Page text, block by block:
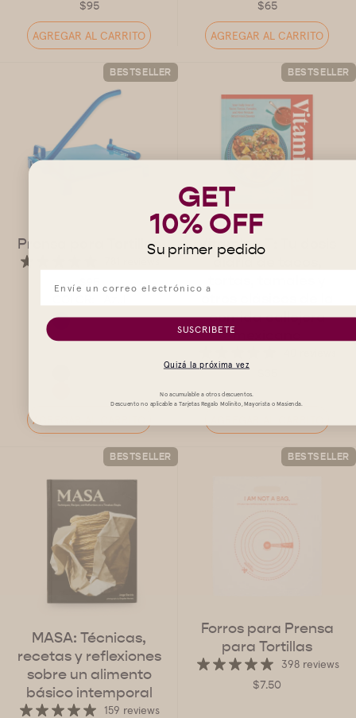
$95
AGREGAR AL CARRITO
$65
AGREGAR AL CARRITO
BESTSELLER
Prensa para Tortillas
AGREGAR AL CARRITO
BESTSELLER
Vitamina T: Tu dosis
diaria de tacos,
comida callejera
mexicana
BESTSELLER
MASA: Técnicas,
recetas y reflexiones
sobre un alimento
básico intemporal
159 reviews
BESTSELLER
Forros para Prensa
para Tortillas
398 reviews
$7.50
GET
10% OFF
Su primer pedido
SUSCRIBETE
Quizá la próxima vez
No acumulable a otros descuentos.
Descuento no aplicable a Tarjetas Regalo Molinito, Mayorista o Masienda.